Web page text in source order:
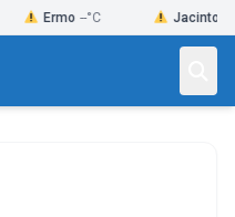
Ermo --°C Jacinto